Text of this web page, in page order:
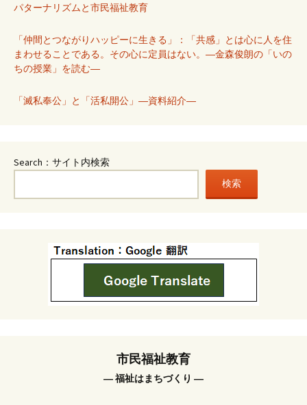
パターナリズムと市民福祉教育
「仲間とつながりハッピーに生きる」：「共感」とは心に人を住
まわせることである。その心に定員はない。―金森俊朗の「いの
ちの授業」を読む―
「滅私奉公」と「活私開公」―資料紹介―
Search：サイト内検索
検索
市民福祉教育
― 福祉はまちづくり ―